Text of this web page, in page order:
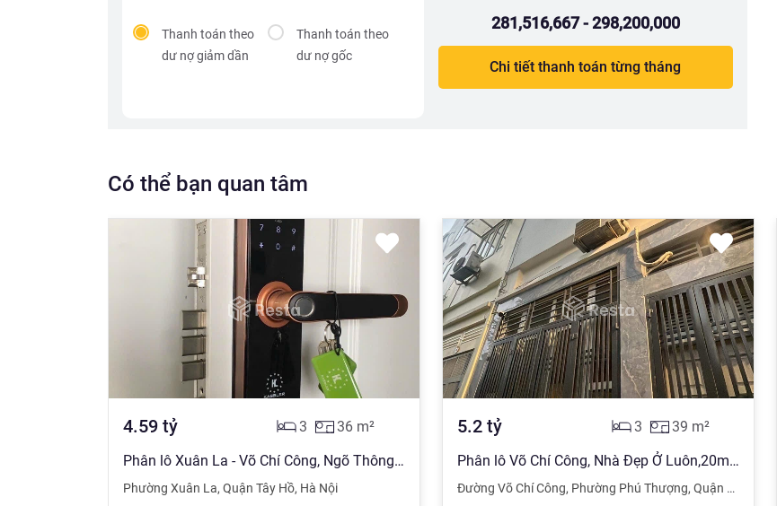
Thanh toán theo
dư nợ giảm dần
Thanh toán theo
dư nợ gốc
281,516,667 - 298,200,000
Chi tiết thanh toán từng tháng
Có thể bạn quan tâm
4.59 tỷ 36 m²
3
Phân lô Xuân La - Võ Chí Công, Ngõ Thông, Gần Phố 4.59tỷ
Phường Xuân La, Quận Tây Hồ, Hà Nội
5.2 tỷ 39 m²
3
Phân lô Võ Chí Công, Nhà Đẹp Ở Luôn,20m Oto Tránh
Đường Võ Chí Công, Phường Phú Thượng, Quận Tây Hồ